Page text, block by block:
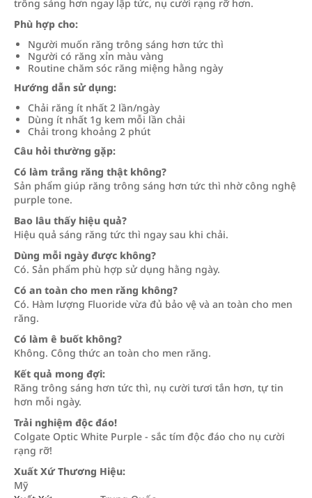
trông sáng hơn ngay lập tức, nụ cười rạng rỡ hơn.
Phù hợp cho:
Người muốn răng trông sáng hơn tức thì
Người có răng xỉn màu vàng
Routine chăm sóc răng miệng hằng ngày
Hướng dẫn sử dụng:
Chải răng ít nhất 2 lần/ngày
Dùng ít nhất 1g kem mỗi lần chải
Chải trong khoảng 2 phút
Câu hỏi thường gặp:
Có làm trắng răng thật không?
Sản phẩm giúp răng trông sáng hơn tức thì nhờ công nghệ
purple tone.
Bao lâu thấy hiệu quả?
Hiệu quả sáng răng tức thì ngay sau khi chải.
Dùng mỗi ngày được không?
Có. Sản phẩm phù hợp sử dụng hằng ngày.
Có an toàn cho men răng không?
Có. Hàm lượng Fluoride vừa đủ bảo vệ và an toàn cho men
răng.
Có làm ê buốt không?
Không. Công thức an toàn cho men răng.
Kết quả mong đợi:
Răng trông sáng hơn tức thì, nụ cười tươi tắn hơn, tự tin
hơn mỗi ngày.
Trải nghiệm độc đáo!
Colgate Optic White Purple - sắc tím độc đáo cho nụ cười
rạng rỡ!
Xuất Xứ Thương Hiệu:
Mỹ